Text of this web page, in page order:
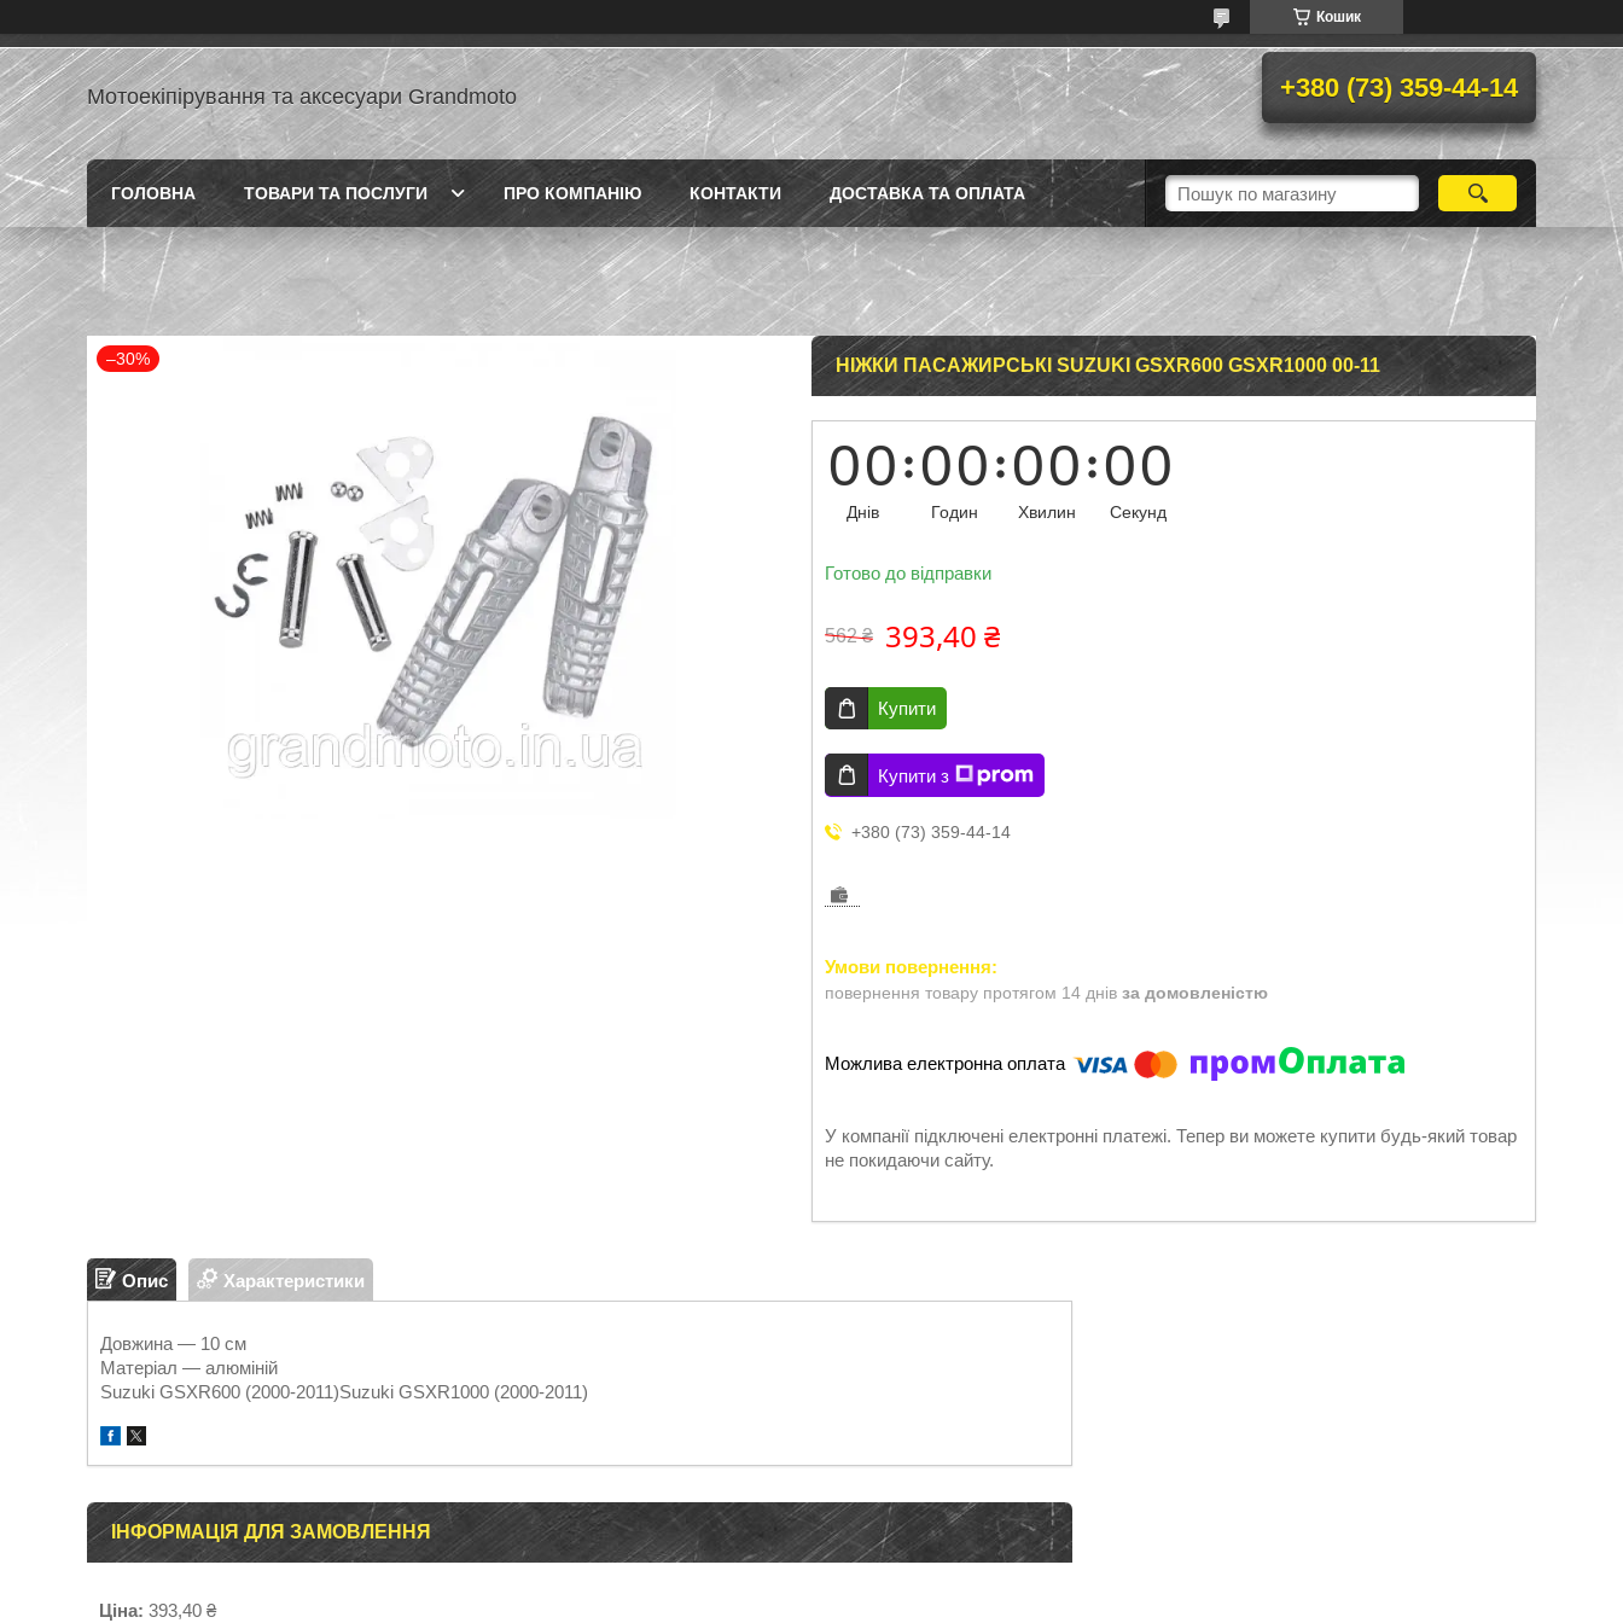
Кошик
Мотоекіпірування та аксесуари Grandmoto +380 (73) 359-44-14
ГОЛОВНА ТОВАРИ ТА ПОСЛУГИ ПРО КОМПАНІЮ КОНТАКТИ ДОСТАВКА ТА ОПЛАТА
–30% НІЖКИ ПАСАЖИРСЬКІ SUZUKI GSXR600 GSXR1000 00-11
00
Днів
00
Годин
00
Хвилин
00
Секунд
Готово до відправки
562 ₴ 393,40 ₴
Купити
Купити з
+380 (73) 359-44-14
повернення товару протягом 14 днів за домовленістю
У компанії підключені електронні платежі. Тепер ви можете купити будь-який товар
не покидаючи сайту.
Опис Характеристики
Довжина — 10 см
Матеріал — алюміній
Suzuki GSXR600 (2000-2011)Suzuki GSXR1000 (2000-2011)
ІНФОРМАЦІЯ ДЛЯ ЗАМОВЛЕННЯ
Ціна: 393,40 ₴